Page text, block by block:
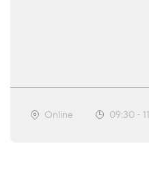
Online 09:30 -